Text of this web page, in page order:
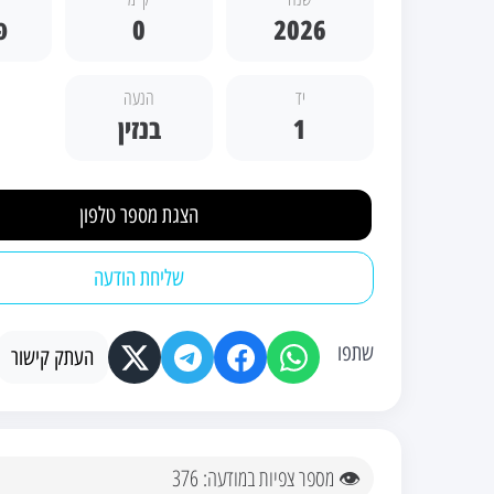
2026
0
יד
1
הנעה
בנזין
הצגת מספר טלפון
שליחת הודעה
שתפו העתק קישור
👁 מספר צפיות במודעה: 376